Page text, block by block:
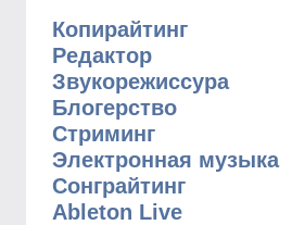
Копирайтинг
Редактор
Звукорежиссура
Блогерство
Стриминг
Электронная музыка
Сонграйтинг
Ableton Live